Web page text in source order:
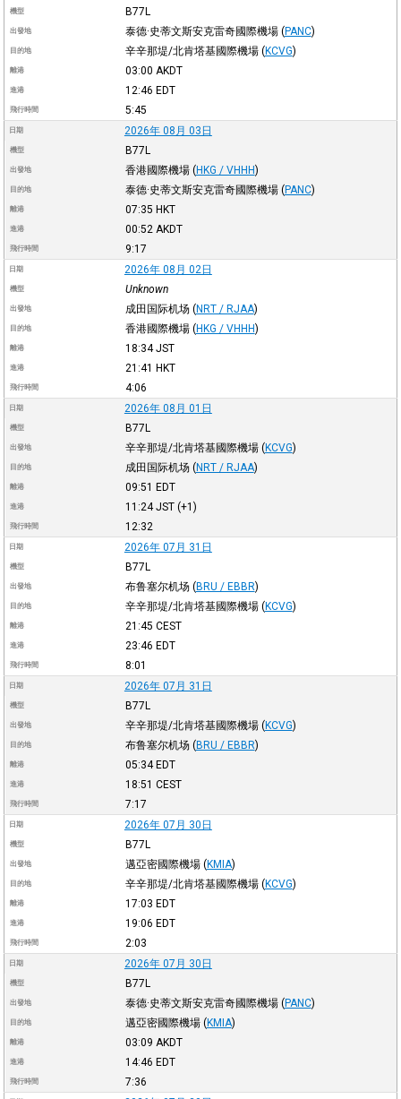
機型 B77L
出發地 泰德·史蒂文斯安克雷奇國際機場 (PANC)
目的地 辛辛那堤/北肯塔基國際機場 (KCVG)
離港 03:00 AKDT
進港 12:46 EDT
飛行時間 5:45
日期 2026年 08月 03日
機型 B77L
出發地 香港國際機場 (HKG / VHHH)
目的地 泰德·史蒂文斯安克雷奇國際機場 (PANC)
離港 07:35 HKT
進港 00:52 AKDT
飛行時間 9:17
日期 2026年 08月 02日
機型 Unknown
出發地 成田国际机场 (NRT / RJAA)
目的地 香港國際機場 (HKG / VHHH)
離港 18:34JST
進港 21:41 HKT
飛行時間 4:06
日期 2026年 08月 01日
機型 B77L
出發地 辛辛那堤/北肯塔基國際機場 (KCVG)
目的地 成田国际机场 (NRT / RJAA)
離港 09:51 EDT
進港 11:24JST(+1)
飛行時間 12:32
日期 2026年 07月 31日
機型 B77L
出發地 布鲁塞尔机场 (BRU / EBBR)
目的地 辛辛那堤/北肯塔基國際機場 (KCVG)
離港 21:45 CEST
進港 23:46 EDT
飛行時間 8:01
日期 2026年 07月 31日
機型 B77L
出發地 辛辛那堤/北肯塔基國際機場 (KCVG)
目的地 布鲁塞尔机场 (BRU / EBBR)
離港 05:34EDT
進港 18:51 CEST
飛行時間 7:17
日期 2026年 07月 30日
機型 B77L
出發地 邁亞密國際機場 (KMIA)
目的地 辛辛那堤/北肯塔基國際機場 (KCVG)
離港 17:03 EDT
進港 19:06 EDT
飛行時間 2:03
日期 2026年 07月 30日
機型 B77L
出發地 泰德·史蒂文斯安克雷奇國際機場 (PANC)
目的地 邁亞密國際機場 (KMIA)
離港 03:09 AKDT
進港 14:46 EDT
飛行時間 7:36